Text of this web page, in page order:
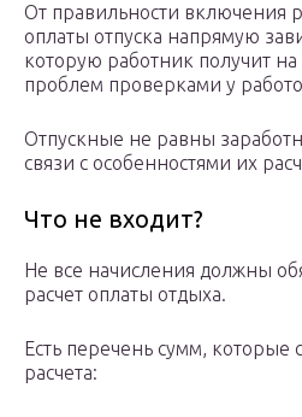
От правильности включения
оплаты отпуска напрямую
которую работник получит на
проблем проверками у
Отпускные не равны
связи с особенностями их
Что не входит?
Не все начисления должны
расчет оплаты отдыха.
Есть перечень сумм, которые
расчета: